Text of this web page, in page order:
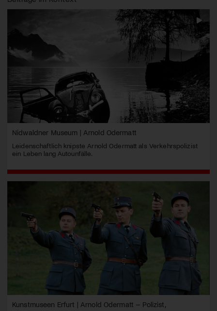
Nidwaldner Museum | Arnold Odermatt
Leidenschaftlich knipste Arnold Odermatt als Verkehrspolizist
ein Leben lang Autounfälle.
Kunstmuseen Erfurt | Arnold Odermatt – Polizist,